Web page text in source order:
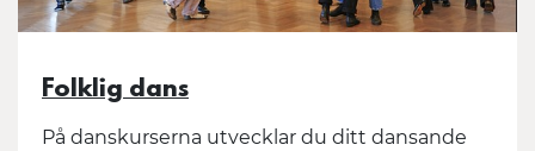
Folklig dans
På danskurserna utvecklar du ditt dansande